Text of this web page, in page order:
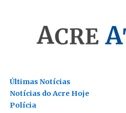
Últimas Notícias
Notícias do Acre Hoje
Polícia